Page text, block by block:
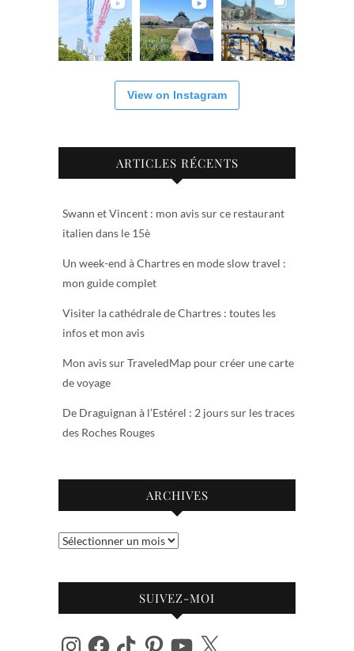
View on Instagram
ARTICLES RÉCENTS
Swann et Vincent : mon avis sur ce restaurant
italien dans le 15è
Un week-end à Chartres en mode slow travel :
mon guide complet
Visiter la cathédrale de Chartres : toutes les
infos et mon avis
Mon avis sur TraveledMap pour créer une carte
de voyage
De Draguignan à l’Estérel : 2 jours sur les traces
des Roches Rouges
ARCHIVES
Archives
SUIVEZ-MOI
InstagramFacebook
TikTok PinterestYouTube
X